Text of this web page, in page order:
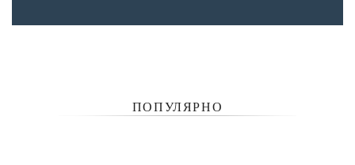
ПОПУЛЯРНО